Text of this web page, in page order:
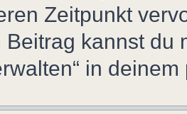
Zeitpunkt
kannst du
in